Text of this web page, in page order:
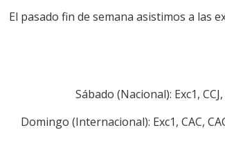
El pasado fin de semana asistimos a las
Sábado (Nacional): Exc1,
Domingo (Internacional): Exc1, CAC,